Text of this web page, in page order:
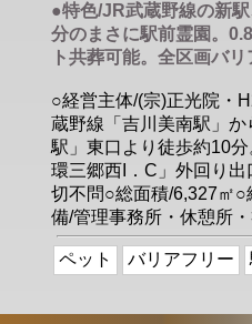
●特色/JR武蔵野線の新
分のまさに駅前霊園。
ト共葬可能。全区画バリ
○経営主体/(宗)正光院・
蔵野線「吉川美南駅」
駅」東口より徒歩約10
環三郷西I．C」外回り
切不問○総面積/6,327㎡
備/管理事務所・休憩所
ペット バリアフリー